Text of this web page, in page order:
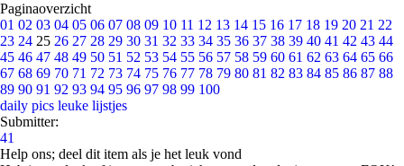
Paginaoverzicht
01 02 03 04 05 06 07 08 09 10 11 12 13 14 15 16 17 18 19 20 21 22
23 24 25 26 27 28 29 30 31 32 33 34 35 36 37 38 39 40 41 42 43 44
45 46 47 48 49 50 51 52 53 54 55 56 57 58 59 60 61 62 63 64 65 66
67 68 69 70 71 72 73 74 75 76 77 78 79 80 81 82 83 84 85 86 87 88
89 90 91 92 93 94 95 96 97 98 99 100
daily pics leuke lijstjes
Submitter:
41
Help ons; deel dit item als je het leuk vond